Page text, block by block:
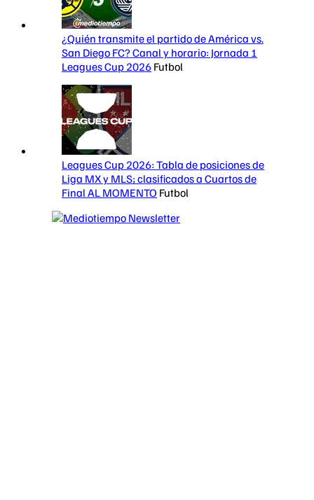
¿Quién transmite el partido de América vs.
San Diego FC? Canal y horario: Jornada 1
Leagues Cup 2026 Futbol
Leagues Cup 2026: Tabla de posiciones de
Liga MX y MLS; clasificados a Cuartos de
Final AL MOMENTO Futbol